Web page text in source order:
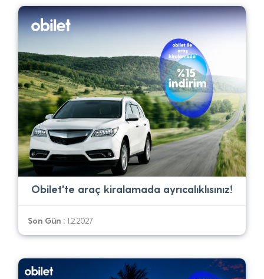
Obilet'te araç kiralamada ayrıcalıklısınız!
Son Gün : 1.2.2027